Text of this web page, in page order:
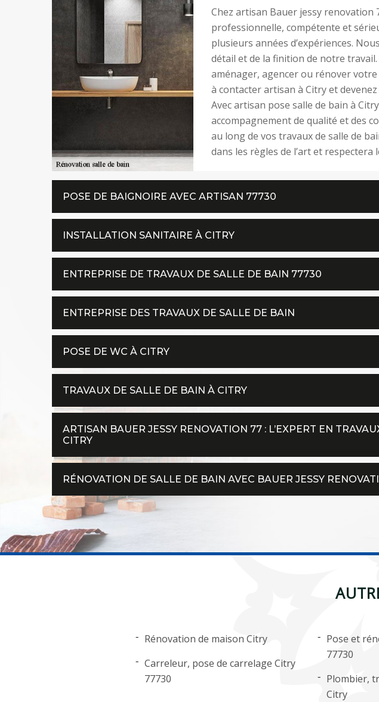
Chez artisan Bauer jessy renovation
professionnelle, compétente et
plusieurs années d’expériences.
détail et de la finition de notre
aménager, agencer ou rénover votre
à contacter artisan à Citry et
Avec artisan pose salle de bain à
accompagnement de qualité et des
au long de vos travaux de salle de
dans les règles de l’art et respectera
POSE DE BAIGNOIRE AVEC ARTISAN 77730
INSTALLATION SANITAIRE À CITRY
ENTREPRISE DE TRAVAUX DE SALLE DE BAIN 77730
ENTREPRISE DES TRAVAUX DE SALLE DE BAIN
POSE DE WC À CITRY
TRAVAUX DE SALLE DE BAIN À CITRY
ARTISAN BAUER JESSY RENOVATION 77 : L’EXPERT EN
CITRY
RÉNOVATION DE SALLE DE BAIN AVEC BAUER JESSY
Rénovation de maison Citry
Carreleur, pose de carrelage Citry
77730
Pose et
77730
Plombier,
Citry